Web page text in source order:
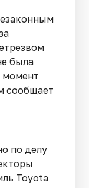
была
момент
сообщает
по делу
Toyota